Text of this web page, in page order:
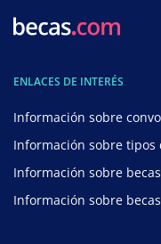
ENLACES DE INTERÉS
Información sobre
Información sobre tipos
Información sobre
Información sobre